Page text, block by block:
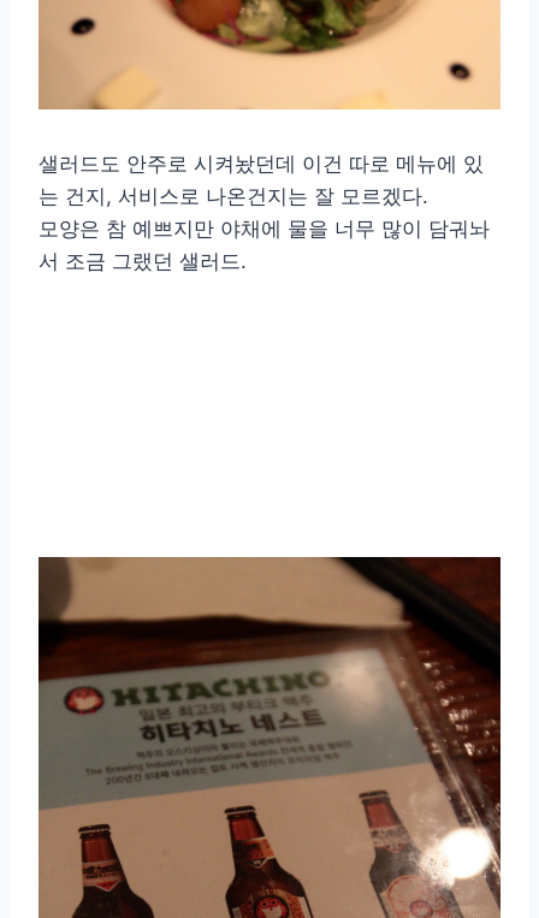
샐러드도 안주로 시켜놨던데 이건 따로 메뉴에 있
는 건지, 서비스로 나온건지는 잘 모르겠다.
모양은 참 예쁘지만 야채에 물을 너무 많이 담궈놔
서 조금 그랬던 샐러드.